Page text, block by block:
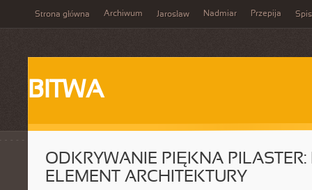
Strona główna Archiwum Jarosław Nadmiar Przepija
BITWA
ODKRYWANIE PIĘKNA PILASTER:
ELEMENT ARCHITEKTURY